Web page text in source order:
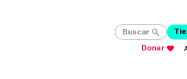
Buscar
Donar